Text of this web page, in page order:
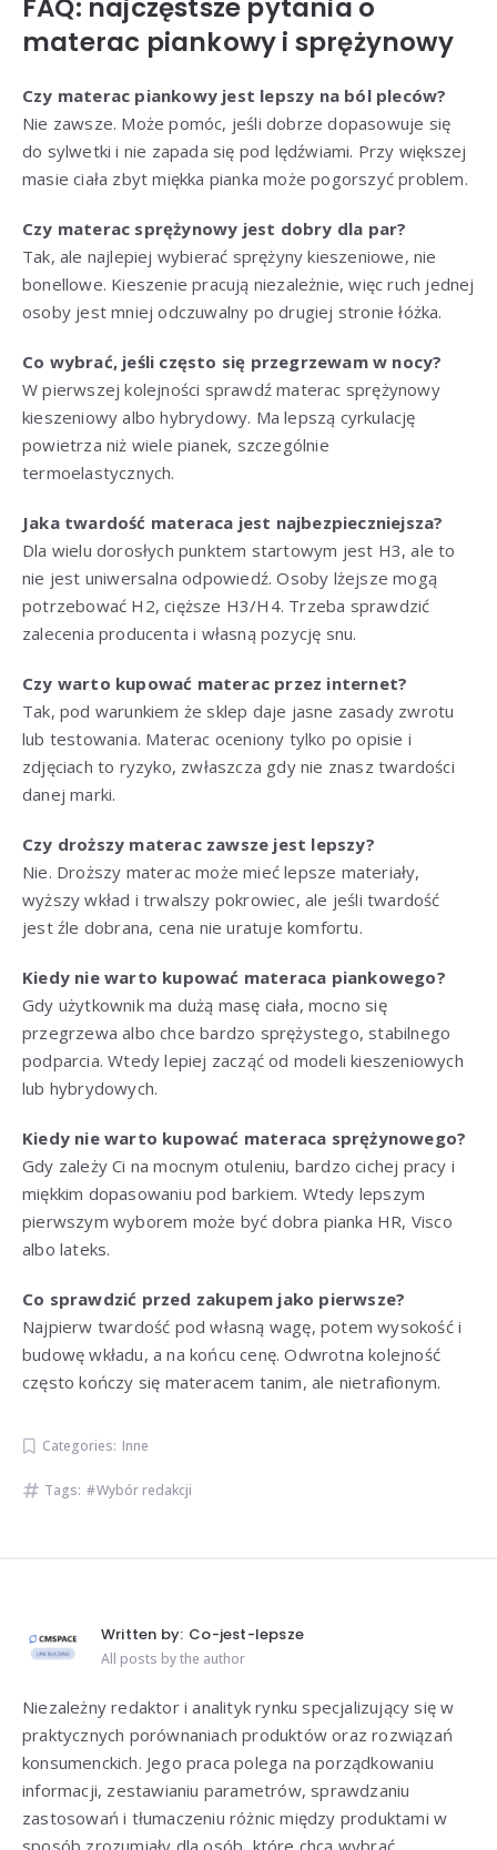
FAQ: najczęstsze pytania o
materac piankowy i sprężynowy
Czy materac piankowy jest lepszy na ból pleców?
Nie zawsze. Może pomóc, jeśli dobrze dopasowuje się
do sylwetki i nie zapada się pod lędźwiami. Przy większej
masie ciała zbyt miękka pianka może pogorszyć problem.
Czy materac sprężynowy jest dobry dla par?
Tak, ale najlepiej wybierać sprężyny kieszeniowe, nie
bonellowe. Kieszenie pracują niezależnie, więc ruch jednej
osoby jest mniej odczuwalny po drugiej stronie łóżka.
Co wybrać, jeśli często się przegrzewam w nocy?
W pierwszej kolejności sprawdź materac sprężynowy
kieszeniowy albo hybrydowy. Ma lepszą cyrkulację
powietrza niż wiele pianek, szczególnie
termoelastycznych.
Jaka twardość materaca jest najbezpieczniejsza?
Dla wielu dorosłych punktem startowym jest H3, ale to
nie jest uniwersalna odpowiedź. Osoby lżejsze mogą
potrzebować H2, cięższe H3/H4. Trzeba sprawdzić
zalecenia producenta i własną pozycję snu.
Czy warto kupować materac przez internet?
Tak, pod warunkiem że sklep daje jasne zasady zwrotu
lub testowania. Materac oceniony tylko po opisie i
zdjęciach to ryzyko, zwłaszcza gdy nie znasz twardości
danej marki.
Czy droższy materac zawsze jest lepszy?
Nie. Droższy materac może mieć lepsze materiały,
wyższy wkład i trwalszy pokrowiec, ale jeśli twardość
jest źle dobrana, cena nie uratuje komfortu.
Kiedy nie warto kupować materaca piankowego?
Gdy użytkownik ma dużą masę ciała, mocno się
przegrzewa albo chce bardzo sprężystego, stabilnego
podparcia. Wtedy lepiej zacząć od modeli kieszeniowych
lub hybrydowych.
Kiedy nie warto kupować materaca sprężynowego?
Gdy zależy Ci na mocnym otuleniu, bardzo cichej pracy i
miękkim dopasowaniu pod barkiem. Wtedy lepszym
pierwszym wyborem może być dobra pianka HR, Visco
albo lateks.
Co sprawdzić przed zakupem jako pierwsze?
Najpierw twardość pod własną wagę, potem wysokość i
budowę wkładu, a na końcu cenę. Odwrotna kolejność
często kończy się materacem tanim, ale nietrafionym.
Categories: Inne
Tags: Wybór redakcji
Written by: Co-jest-lepsze
All posts by the author
Niezależny redaktor i analityk rynku specjalizujący się w
praktycznych porównaniach produktów oraz rozwiązań
konsumenckich. Jego praca polega na porządkowaniu
informacji, zestawianiu parametrów, sprawdzaniu
zastosowań i tłumaczeniu różnic między produktami w
sposób zrozumiały dla osób, które chcą wybrać